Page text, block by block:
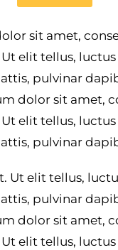
sit amet,
elit tellus, luctus
pulvinar
dolor sit amet,
elit tellus, luctus
pulvinar
Ut elit tellus,
pulvinar
dolor sit amet,
elit tellus, luctus